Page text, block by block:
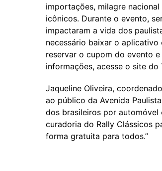
importações, milagre
icônicos. Durante o evento,
impactaram a vida dos
necessário baixar o aplicativo
reservar o cupom do evento
informações, acesse o site do
Jaqueline Oliveira,
ao público da Avenida
dos brasileiros por
curadoria do Rally Clássicos
forma gratuita para todos.”